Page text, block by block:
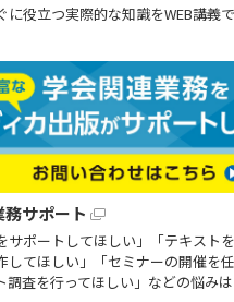
に役立つ実際的な知識をWEB講義
サポート
サポートしてほしい」「テキスト
してほしい」「セミナーの開催を
調査を行ってほしい」などの悩み